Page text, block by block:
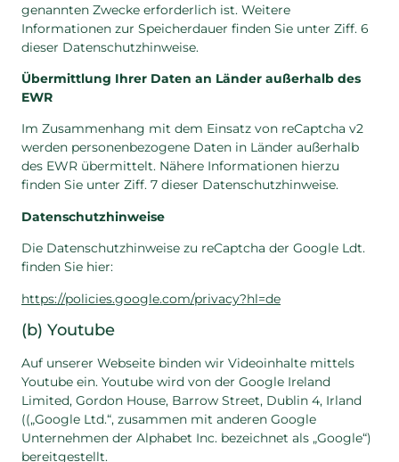
genannten Zwecke erforderlich ist. Weitere
Informationen zur Speicherdauer finden Sie unter Ziff. 6
dieser Datenschutzhinweise.
Übermittlung Ihrer Daten an Länder außerhalb des
EWR
Im Zusammenhang mit dem Einsatz von reCaptcha v2
werden personenbezogene Daten in Länder außerhalb
des EWR übermittelt. Nähere Informationen hierzu
finden Sie unter Ziff. 7 dieser Datenschutzhinweise.
Datenschutzhinweise
Die Datenschutzhinweise zu reCaptcha der Google Ldt.
finden Sie hier:
https://policies.google.com/privacy?hl=de
(b) Youtube
Auf unserer Webseite binden wir Videoinhalte mittels
Youtube ein. Youtube wird von der Google Ireland
Limited, Gordon House, Barrow Street, Dublin 4, Irland
((„Google Ltd.“, zusammen mit anderen Google
Unternehmen der Alphabet Inc. bezeichnet als „Google“)
bereitgestellt.